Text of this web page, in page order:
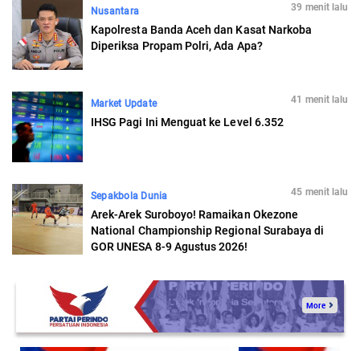
Nusantara 39 menit lalu
Kapolresta Banda Aceh dan Kasat Narkoba
Diperiksa Propam Polri, Ada Apa?
Market Update 41 menit lalu
IHSG Pagi Ini Menguat ke Level 6.352
Sepakbola Dunia 45 menit lalu
Arek-Arek Suroboyo! Ramaikan Okezone
National Championship Regional Surabaya di
GOR UNESA 8-9 Agustus 2026!